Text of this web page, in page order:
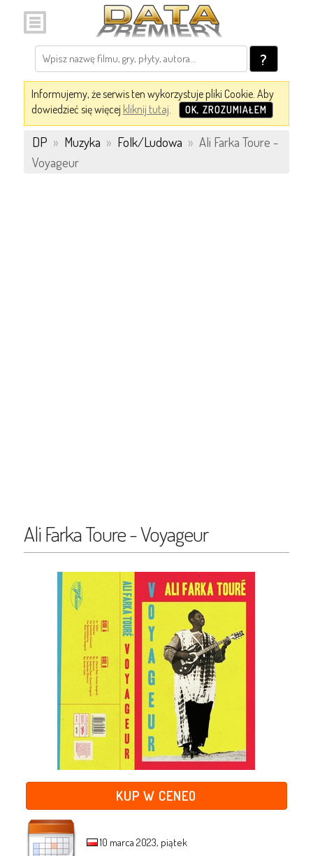
?
Informujemy, że serwis ten wykorzystuje pliki Cookie. Aby
dowiedzieć się więcej kliknij tutaj. OK, ZROZUMIAŁEM
DP » Muzyka » Folk/Ludowa » Ali Farka Toure -
Voyageur
Ali Farka Toure - Voyageur
KUP W CENEO
10 marca 2023, piątek